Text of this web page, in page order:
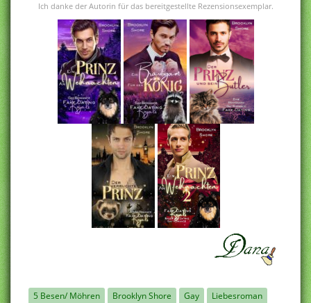
Ich danke der Autorin für das bereitgestellte Rezensionsexemplar.
5 Besen/ Möhren Brooklyn Shore Gay
Liebesroman